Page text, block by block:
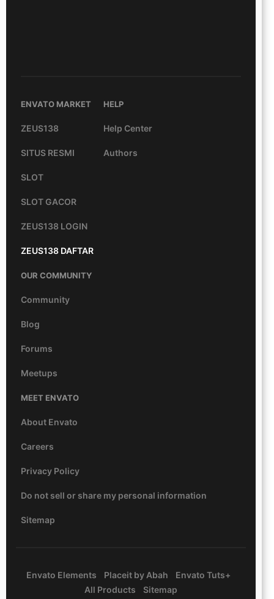
ENVATO MARKET
ZEUS138
SITUS RESMI
SLOT
SLOT GACOR
ZEUS138 LOGIN
ZEUS138 DAFTAR
HELP
Help Center
Authors
OUR COMMUNITY
Community
Blog
Forums
Meetups
MEET ENVATO
About Envato
Careers
Privacy Policy
Do not sell or share my personal information
Sitemap
Envato Elements Placeit by Abah
Envato Tuts+
All Products
Sitemap